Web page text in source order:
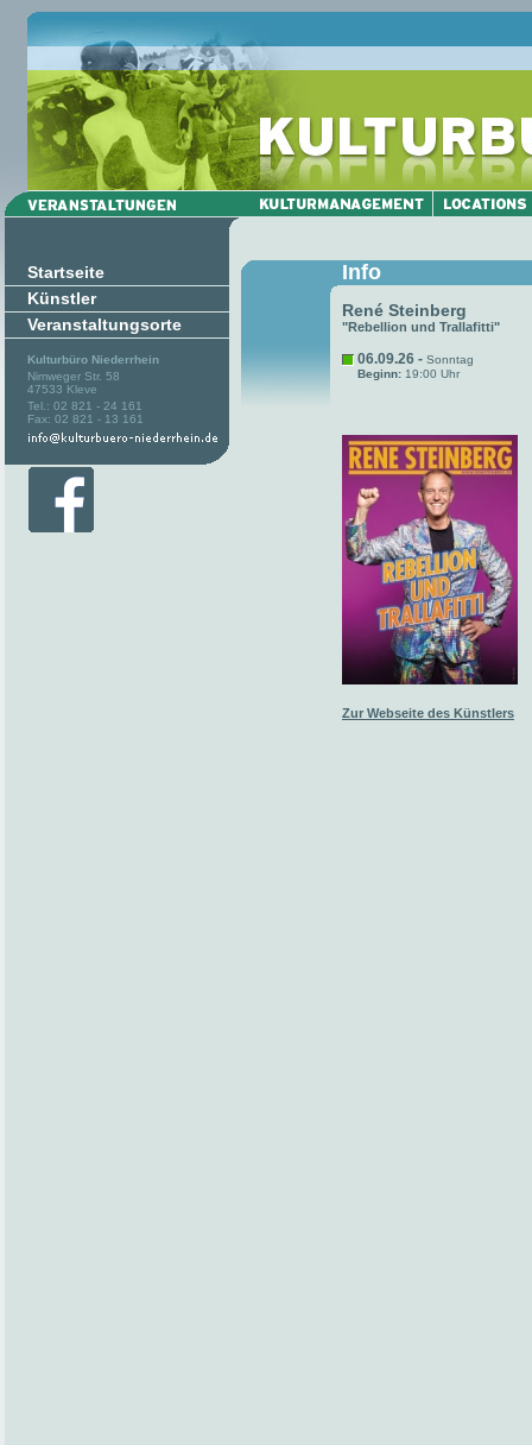
Startseite
Künstler
Veranstaltungsorte
Kulturbüro Niederrhein
Nimweger Str. 58
47533 Kleve
Tel.: 02 821 - 24 161
Fax: 02 821 - 13 161
Info
René Steinberg
"Rebellion und Trallafitti"
06.09.26 - Sonntag
Beginn: 19:00 Uhr
Zur Webseite des Künstlers